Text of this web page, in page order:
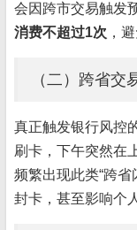
会因跨市交易触发
消费不超过1次 ，
（二）跨省交
真正触发银行风控
刷卡，下午突然在
频繁出现此类“跨
封卡，甚至影响个